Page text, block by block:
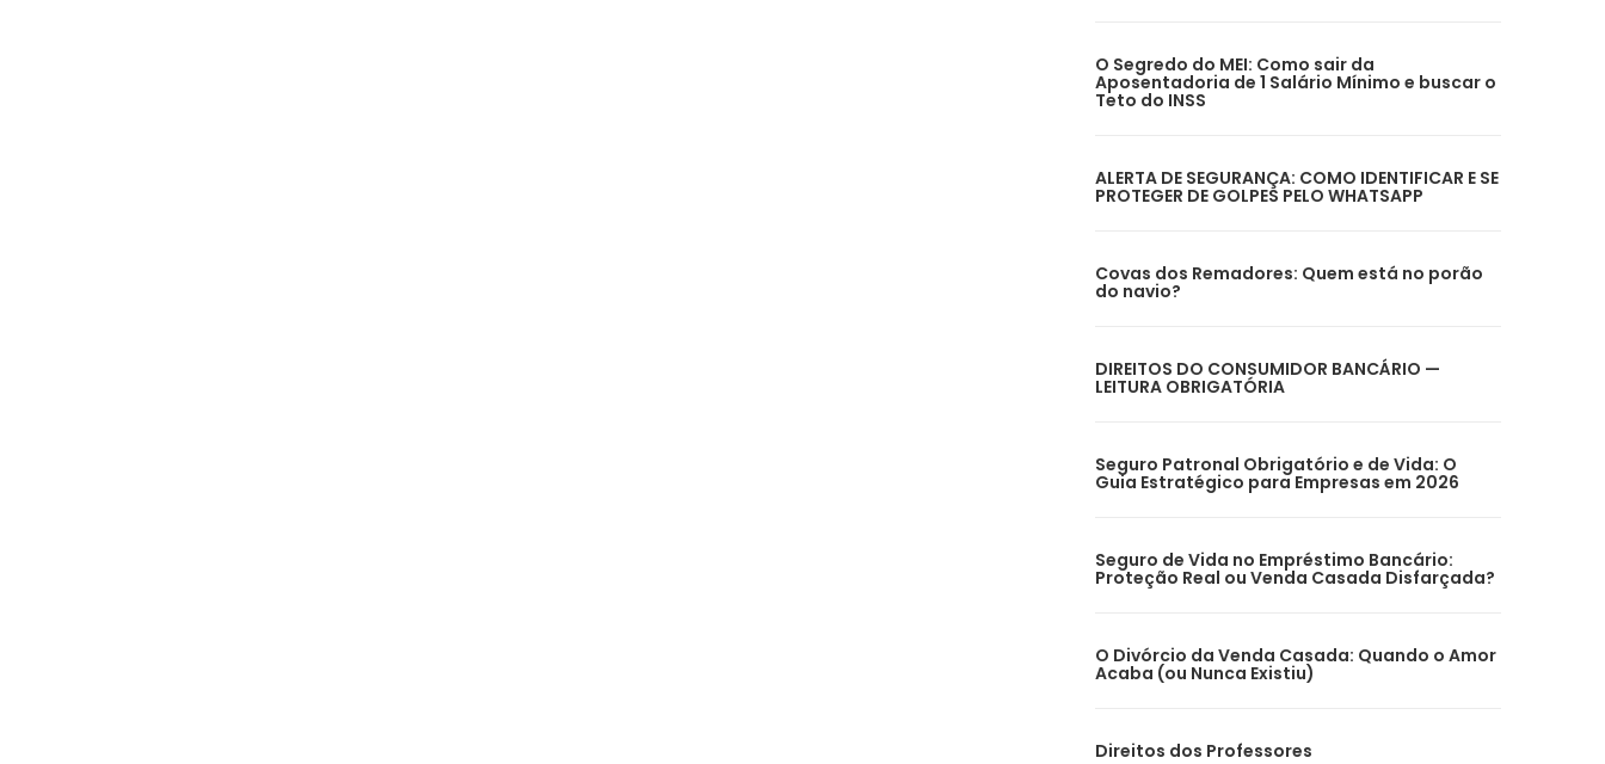
O Segredo do MEI: Como sair da
Aposentadoria de 1 Salário Mínimo e buscar o
Teto do INSS
ALERTA DE SEGURANÇA: COMO IDENTIFICAR E SE
PROTEGER DE GOLPES PELO WHATSAPP
Covas dos Remadores: Quem está no porão
do navio?
DIREITOS DO CONSUMIDOR BANCÁRIO —
LEITURA OBRIGATÓRIA
Seguro Patronal Obrigatório e de Vida: O
Guia Estratégico para Empresas em 2026
Seguro de Vida no Empréstimo Bancário:
Proteção Real ou Venda Casada Disfarçada?
O Divórcio da Venda Casada: Quando o Amor
Acaba (ou Nunca Existiu)
Direitos dos Professores